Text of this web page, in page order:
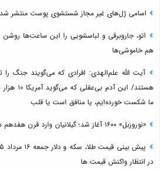
اسامی ژل‌های غیر مجاز شستشوی پوست منتشر شد
اتو، جاروبرقی و لباسشویی را این ساعت‌ها
هم خاموشی‌ها
آیت الله علم‌الهدی: افرادی که می‌گویند جنگ
هستند/
ما شکست خورده‌ایم، یا منافق است یا قلب
«نوروزبل» ۱۶۰۰ آغاز شد؛ گیلانیان وارد قرن هفدهم دیلمی شدند
در انتظار واکنش قیمت ها